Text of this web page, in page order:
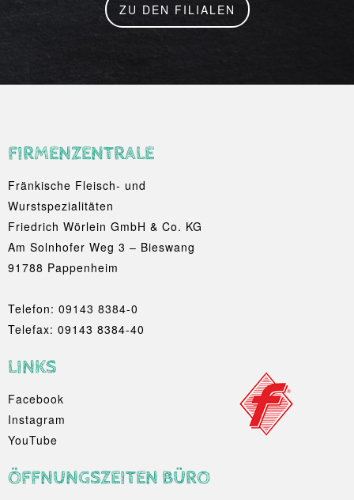
ZU DEN FILIALEN
FIRMENZENTRALE
Fränkische Fleisch- und
Wurstspezialitäten
Friedrich Wörlein GmbH & Co. KG
Am Solnhofer Weg 3 – Bieswang
91788 Pappenheim
Telefon: 09143 8384-0
Telefax: 09143 8384-40
LINKS
Facebook
Instagram
YouTube
ÖFFNUNGSZEITEN BÜRO